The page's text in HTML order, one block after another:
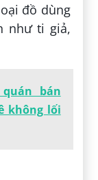
đồ dùng
như ti giả,
bán
không lối